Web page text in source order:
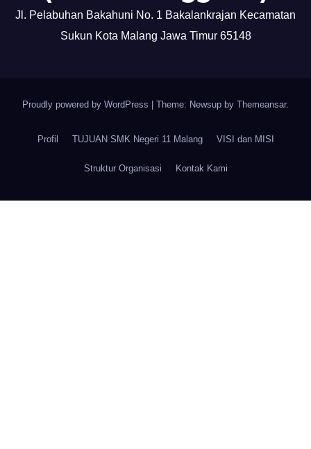
Jl. Pelabuhan Bakahuni No. 1 Bakalankrajan Kecamatan
Sukun Kota Malang Jawa Timur 65148
Proudly powered by WordPress Theme: Newsup by Themeansar.
Profil TUJUAN SMK Negeri 11 Malang VISI dan MISI
Struktur Organisasi Kontak Kami